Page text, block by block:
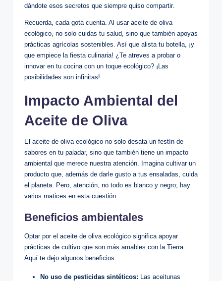
dándote esos secretos que siempre quiso compartir.
Recuerda, cada gota cuenta. Al usar aceite de oliva
ecológico, no solo cuidas tu salud, sino que también apoyas
prácticas agrícolas sostenibles. Así que alista tu botella, ¡y
que empiece la fiesta culinaria! ¿Te atreves a probar o
innovar en tu cocina con un toque ecológico? ¡Las
posibilidades son infinitas!
Impacto Ambiental del
Aceite de Oliva
El aceite de oliva ecológico no solo desata un festín de
sabores en tu paladar, sino que también tiene un impacto
ambiental que merece nuestra atención. Imagina cultivar un
producto que, además de darle gusto a tus ensaladas, cuida
el planeta. Pero, atención, no todo es blanco y negro; hay
varios matices en esta cuestión.
Beneficios ambientales
Optar por el aceite de oliva ecológico significa apoyar
prácticas de cultivo que son más amables con la Tierra.
Aquí te dejo algunos beneficios:
No uso de pesticidas sintéticos: Las aceitunas